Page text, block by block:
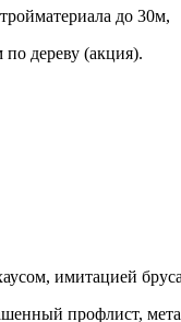
до 30м,
по дереву (акция).
имитацией
профлист,